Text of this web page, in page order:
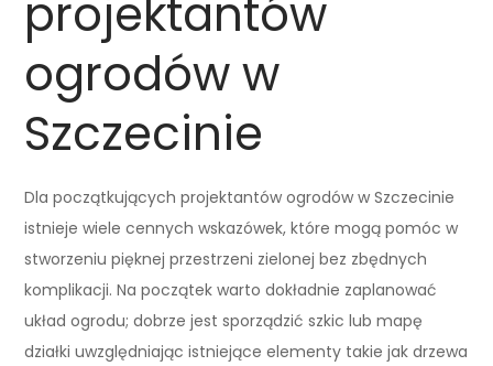
projektantów
ogrodów w
Szczecinie
Dla początkujących projektantów ogrodów w Szczecinie
istnieje wiele cennych wskazówek, które mogą pomóc w
stworzeniu pięknej przestrzeni zielonej bez zbędnych
komplikacji. Na początek warto dokładnie zaplanować
układ ogrodu; dobrze jest sporządzić szkic lub mapę
działki uwzględniając istniejące elementy takie jak drzewa